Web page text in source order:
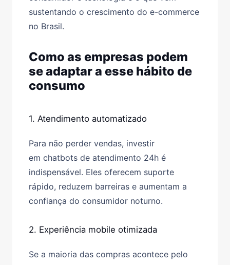
sustentando o crescimento do e-commerce
no Brasil.
Como as empresas podem
se adaptar a esse hábito de
consumo
1. Atendimento automatizado
Para não perder vendas, investir
em chatbots de atendimento 24h é
indispensável. Eles oferecem suporte
rápido, reduzem barreiras e aumentam a
confiança do consumidor noturno.
2. Experiência mobile otimizada
Se a maioria das compras acontece pelo